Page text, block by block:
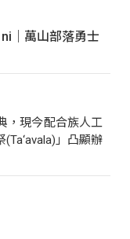
ni｜萬山部落勇士
，現今配合族人工
」凸顯辦